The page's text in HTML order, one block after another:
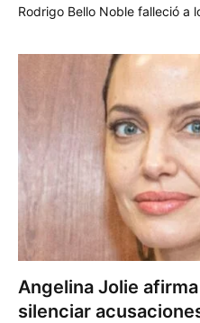
Rodrigo Bello Noble falleció a
Angelina Jolie
silenciar